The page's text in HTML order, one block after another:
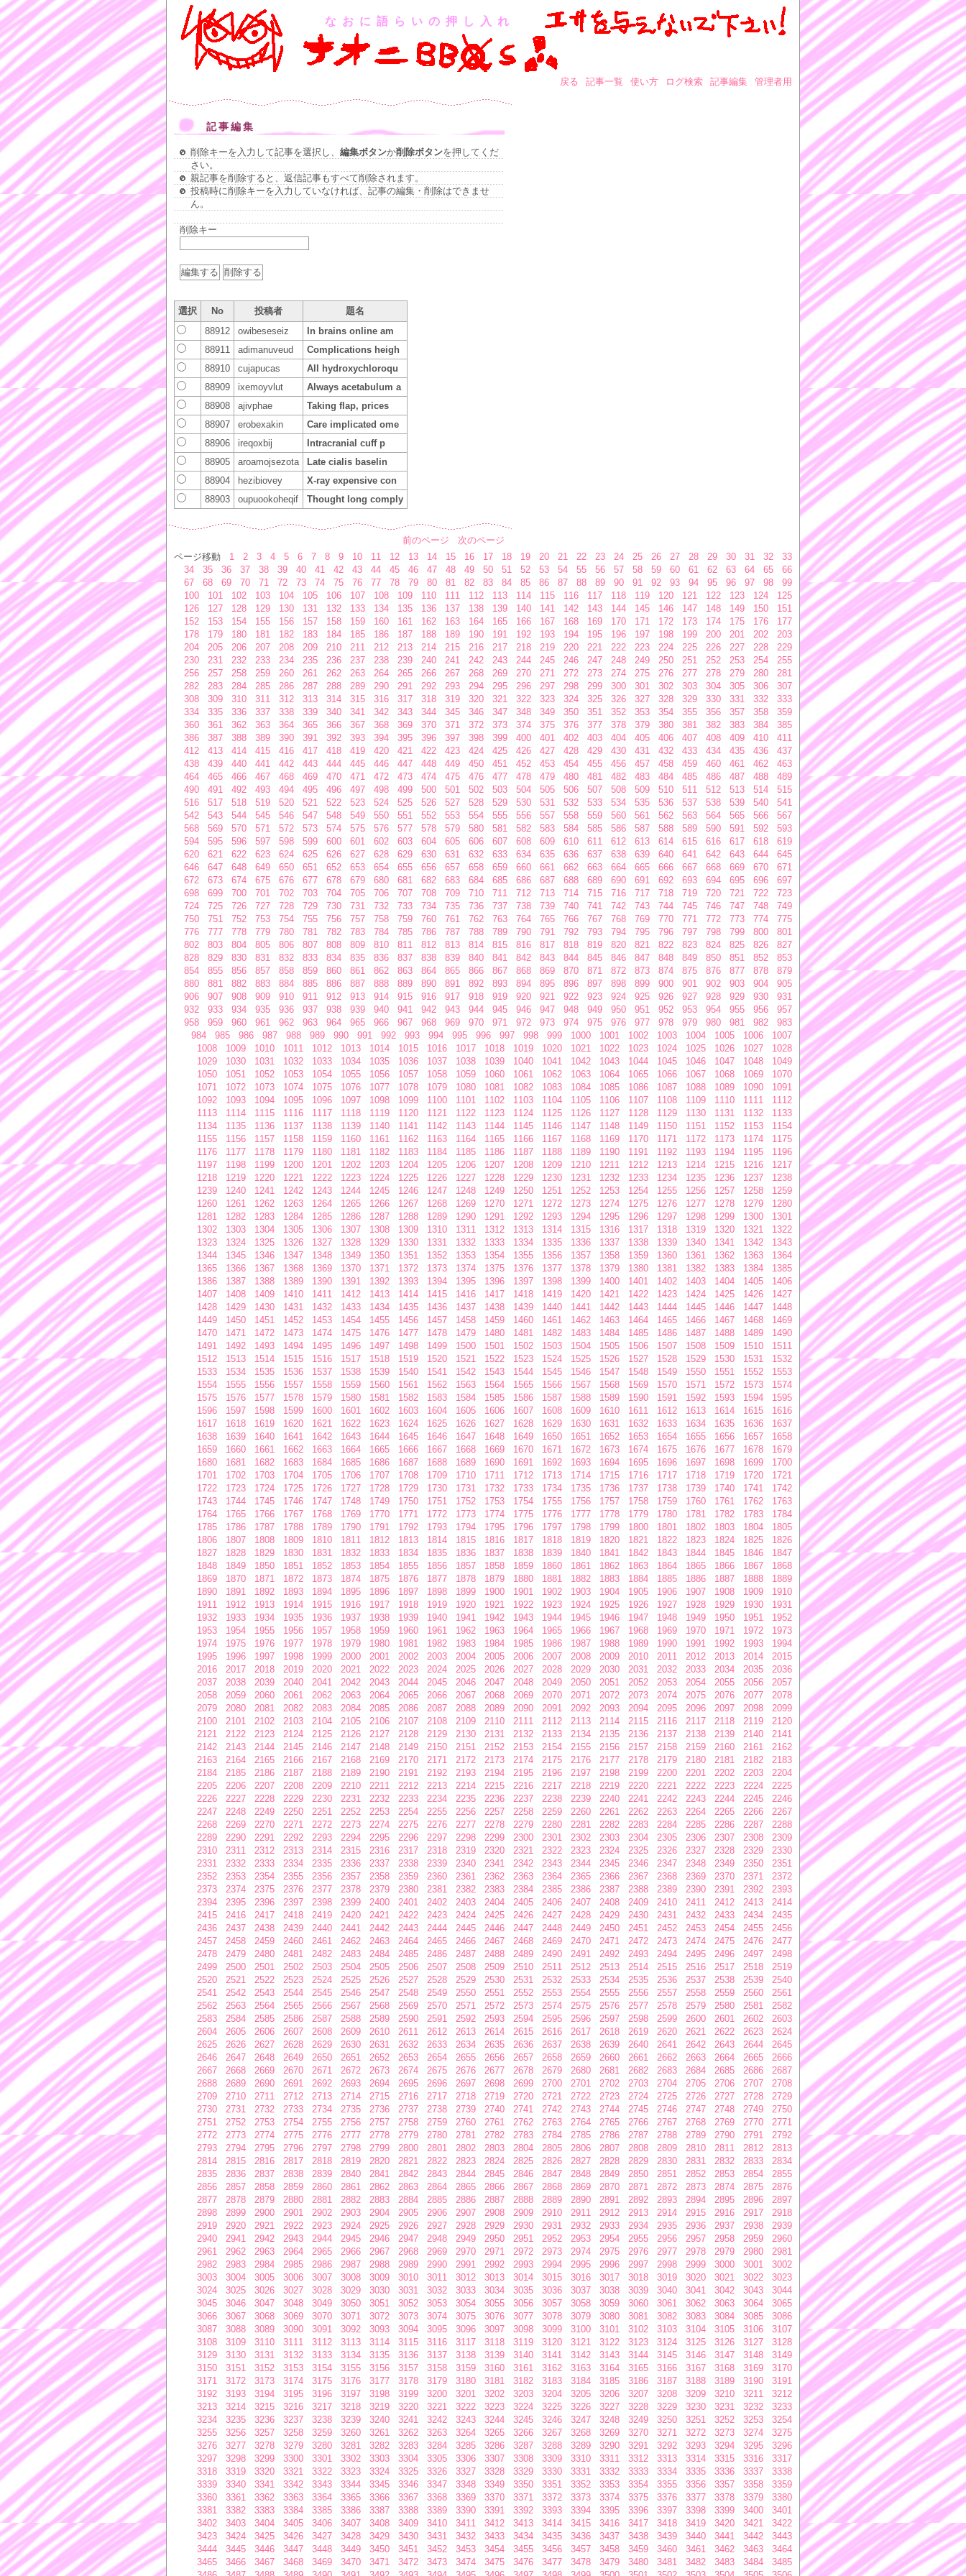
なおに語らいの押し入れ
戻る 記事一覧 使い方 ログ検索 記事編集 管理者用
記事編集
削除キーを入力して記事を選択し、 編集ボタンか削除ボタンを押してくだ
さい。
親記事を削除すると、返信記事もすべて削除されます。
投稿時に削除キーを入力していなければ、記事の編集・削除はできませ
ん。
削除キー
選択 No 投稿者
題名
88912
owibeseseiz
In brains online am
88911
adimanuveud
Complications heigh
88910
cujapucas
All hydroxychloroqu
88909
ixemoyvlut
Always acetabulum a
88908
ajivphae
Taking flap, prices
88907
erobexakin
Care implicated ome
88906
ireqoxbij
Intracranial cuff p
88905
aroamojsezota
Late cialis baselin
88904
hezibiovey
X-ray expensive con
88903
oupuookoheqif Thought long comply
前のページ
次のページ
ページ移動
1 2 3 4 5 6 7 8 9 10 11 12 13 14 15 16 17 18 19 20 21 22 23 24 25 26 27 28 29 30 31 32
33
34
35 36 37 38 39 40 41 42 43 44 45 46 47 48 49 50 51 52 53 54 55 56 57 58 59 60 61 62 63 64 65
66
67
68 69 70 71 72 73 74 75 76 77 78 79 80 81 82 83 84 85 86 87 88 89 90 91 92 93 94 95 96 97 98
99
100
101 102 103 104 105 106 107 108 109 110 111 112 113 114 115 116 117 118 119 120 121 122 123 124
125
126
127 128 129 130 131 132 133 134 135 136 137 138 139 140 141 142 143 144 145 146 147 148 149 150
151
152
153 154 155 156 157 158 159 160 161 162 163 164 165 166 167 168 169 170 171 172 173 174 175 176
177
178
179 180 181 182 183 184 185 186 187 188 189 190 191 192 193 194 195 196 197 198 199 200 201 202
203
204
205 206 207 208 209 210 211 212 213 214 215 216 217 218 219 220 221 222 223 224 225 226 227 228
229
230
231 232 233 234 235 236 237 238 239 240 241 242 243 244 245 246 247 248 249 250 251 252 253 254
255
256
257 258 259 260 261 262 263 264 265 266 267 268 269 270 271 272 273 274 275 276 277 278 279 280
281
282
283 284 285 286 287 288 289 290 291 292 293 294 295 296 297 298 299 300 301 302 303 304 305 306
307
308
309 310 311 312 313 314 315 316 317 318 319 320 321 322 323 324 325 326 327 328 329 330 331 332
333
334
335 336 337 338 339 340 341 342 343 344 345 346 347 348 349 350 351 352 353 354 355 356 357 358
359
360
361 362 363 364 365 366 367 368 369 370 371 372 373 374 375 376 377 378 379 380 381 382 383 384
385
386
387 388 389 390 391 392 393 394 395 396 397 398 399 400 401 402 403 404 405 406 407 408 409 410
411
412
413 414 415 416 417 418 419 420 421 422 423 424 425 426 427 428 429 430 431 432 433 434 435 436
437
438
439 440 441 442 443 444 445 446 447 448 449 450 451 452 453 454 455 456 457 458 459 460 461 462
463
464
465 466 467 468 469 470 471 472 473 474 475 476 477 478 479 480 481 482 483 484 485 486 487 488
489
490
491 492 493 494 495 496 497 498 499 500 501 502 503 504 505 506 507 508 509 510 511 512 513 514
515
516
517 518 519 520 521 522 523 524 525 526 527 528 529 530 531 532 533 534 535 536 537 538 539 540
541
542
543 544 545 546 547 548 549 550 551 552 553 554 555 556 557 558 559 560 561 562 563 564 565 566
567
568
569 570 571 572 573 574 575 576 577 578 579 580 581 582 583 584 585 586 587 588 589 590 591 592
593
594
595 596 597 598 599 600 601 602 603 604 605 606 607 608 609 610 611 612 613 614 615 616 617 618
619
620
621 622 623 624 625 626 627 628 629 630 631 632 633 634 635 636 637 638 639 640 641 642 643 644
645
646
647 648 649 650 651 652 653 654 655 656 657 658 659 660 661 662 663 664 665 666 667 668 669 670
671
672
673 674 675 676 677 678 679 680 681 682 683 684 685 686 687 688 689 690 691 692 693 694 695 696
697
698
699 700 701 702 703 704 705 706 707 708 709 710 711 712 713 714 715 716 717 718 719 720 721 722
723
724
725 726 727 728 729 730 731 732 733 734 735 736 737 738 739 740 741 742 743 744 745 746 747 748
749
750
751 752 753 754 755 756 757 758 759 760 761 762 763 764 765 766 767 768 769 770 771 772 773 774
775
776
777 778 779 780 781 782 783 784 785 786 787 788 789 790 791 792 793 794 795 796 797 798 799 800
801
802
803 804 805 806 807 808 809 810 811 812 813 814 815 816 817 818 819 820 821 822 823 824 825 826
827
828
829 830 831 832 833 834 835 836 837 838 839 840 841 842 843 844 845 846 847 848 849 850 851 852
853
854
855 856 857 858 859 860 861 862 863 864 865 866 867 868 869 870 871 872 873 874 875 876 877 878
879
880
881 882 883 884 885 886 887 888 889 890 891 892 893 894 895 896 897 898 899 900 901 902 903 904
905
906
907 908 909 910 911 912 913 914 915 916 917 918 919 920 921 922 923 924 925 926 927 928 929 930
931
932
933 934 935 936 937 938 939 940 941 942 943 944 945 946 947 948 949 950 951 952 953 954 955 956
957
958
959 960 961 962 963 964 965 966 967 968 969 970 971 972 973 974 975 976 977 978 979 980 981 982
983
984
985 986 987 988 989 990 991 992 993 994 995 996 997 998 999 1000 1001 1002 1003 1004 1005 1006
1007
1008
1009 1010 1011 1012 1013 1014 1015 1016 1017 1018 1019 1020 1021 1022 1023 1024 1025 1026 1027
1028
1029
1030 1031 1032 1033 1034 1035 1036 1037 1038 1039 1040 1041 1042 1043 1044 1045 1046 1047 1048
1049
1050
1051 1052 1053 1054 1055 1056 1057 1058 1059 1060 1061 1062 1063 1064 1065 1066 1067 1068 1069
1070
1071
1072 1073 1074 1075 1076 1077 1078 1079 1080 1081 1082 1083 1084 1085 1086 1087 1088 1089 1090
1091
1092
1093 1094 1095 1096 1097 1098 1099 1100 1101 1102 1103 1104 1105 1106 1107 1108 1109 1110 1111
1112
1113
1114 1115 1116 1117 1118 1119 1120 1121 1122 1123 1124 1125 1126 1127 1128 1129 1130 1131 1132
1133
1134
1135 1136 1137 1138 1139 1140 1141 1142 1143 1144 1145 1146 1147 1148 1149 1150 1151 1152 1153
1154
1155
1156 1157 1158 1159 1160 1161 1162 1163 1164 1165 1166 1167 1168 1169 1170 1171 1172 1173 1174
1175
1176
1177 1178 1179 1180 1181 1182 1183 1184 1185 1186 1187 1188 1189 1190 1191 1192 1193 1194 1195
1196
1197
1198 1199 1200 1201 1202 1203 1204 1205 1206 1207 1208 1209 1210 1211 1212 1213 1214 1215 1216
1217
1218
1219 1220 1221 1222 1223 1224 1225 1226 1227 1228 1229 1230 1231 1232 1233 1234 1235 1236 1237
1238
1239
1240 1241 1242 1243 1244 1245 1246 1247 1248 1249 1250 1251 1252 1253 1254 1255 1256 1257 1258
1259
1260
1261 1262 1263 1264 1265 1266 1267 1268 1269 1270 1271 1272 1273 1274 1275 1276 1277 1278 1279
1280
1281
1282 1283 1284 1285 1286 1287 1288 1289 1290 1291 1292 1293 1294 1295 1296 1297 1298 1299 1300
1301
1302
1303 1304 1305 1306 1307 1308 1309 1310 1311 1312 1313 1314 1315 1316 1317 1318 1319 1320 1321
1322
1323
1324 1325 1326 1327 1328 1329 1330 1331 1332 1333 1334 1335 1336 1337 1338 1339 1340 1341 1342
1343
1344
1345 1346 1347 1348 1349 1350 1351 1352 1353 1354 1355 1356 1357 1358 1359 1360 1361 1362 1363
1364
1365
1366 1367 1368 1369 1370 1371 1372 1373 1374 1375 1376 1377 1378 1379 1380 1381 1382 1383 1384
1385
1386
1387 1388 1389 1390 1391 1392 1393 1394 1395 1396 1397 1398 1399 1400 1401 1402 1403 1404 1405
1406
1407
1408 1409 1410 1411 1412 1413 1414 1415 1416 1417 1418 1419 1420 1421 1422 1423 1424 1425 1426
1427
1428
1429 1430 1431 1432 1433 1434 1435 1436 1437 1438 1439 1440 1441 1442 1443 1444 1445 1446 1447
1448
1449
1450 1451 1452 1453 1454 1455 1456 1457 1458 1459 1460 1461 1462 1463 1464 1465 1466 1467 1468
1469
1470
1471 1472 1473 1474 1475 1476 1477 1478 1479 1480 1481 1482 1483 1484 1485 1486 1487 1488 1489
1490
1491
1492 1493 1494 1495 1496 1497 1498 1499 1500 1501 1502 1503 1504 1505 1506 1507 1508 1509 1510
1511
1512
1513 1514 1515 1516 1517 1518 1519 1520 1521 1522 1523 1524 1525 1526 1527 1528 1529 1530 1531
1532
1533
1534 1535 1536 1537 1538 1539 1540 1541 1542 1543 1544 1545 1546 1547 1548 1549 1550 1551 1552
1553
1554
1555 1556 1557 1558 1559 1560 1561 1562 1563 1564 1565 1566 1567 1568 1569 1570 1571 1572 1573
1574
1575
1576 1577 1578 1579 1580 1581 1582 1583 1584 1585 1586 1587 1588 1589 1590 1591 1592 1593 1594
1595
1596
1597 1598 1599 1600 1601 1602 1603 1604 1605 1606 1607 1608 1609 1610 1611 1612 1613 1614 1615
1616
1617
1618 1619 1620 1621 1622 1623 1624 1625 1626 1627 1628 1629 1630 1631 1632 1633 1634 1635 1636
1637
1638
1639 1640 1641 1642 1643 1644 1645 1646 1647 1648 1649 1650 1651 1652 1653 1654 1655 1656 1657
1658
1659
1660 1661 1662 1663 1664 1665 1666 1667 1668 1669 1670 1671 1672 1673 1674 1675 1676 1677 1678
1679
1680
1681 1682 1683 1684 1685 1686 1687 1688 1689 1690 1691 1692 1693 1694 1695 1696 1697 1698 1699
1700
1701
1702 1703 1704 1705 1706 1707 1708 1709 1710 1711 1712 1713 1714 1715 1716 1717 1718 1719 1720
1721
1722
1723 1724 1725 1726 1727 1728 1729 1730 1731 1732 1733 1734 1735 1736 1737 1738 1739 1740 1741
1742
1743
1744 1745 1746 1747 1748 1749 1750 1751 1752 1753 1754 1755 1756 1757 1758 1759 1760 1761 1762
1763
1764
1765 1766 1767 1768 1769 1770 1771 1772 1773 1774 1775 1776 1777 1778 1779 1780 1781 1782 1783
1784
1785
1786 1787 1788 1789 1790 1791 1792 1793 1794 1795 1796 1797 1798 1799 1800 1801 1802 1803 1804
1805
1806
1807 1808 1809 1810 1811 1812 1813 1814 1815 1816 1817 1818 1819 1820 1821 1822 1823 1824 1825
1826
1827
1828 1829 1830 1831 1832 1833 1834 1835 1836 1837 1838 1839 1840 1841 1842 1843 1844 1845 1846
1847
1848
1849 1850 1851 1852 1853 1854 1855 1856 1857 1858 1859 1860 1861 1862 1863 1864 1865 1866 1867
1868
1869
1870 1871 1872 1873 1874 1875 1876 1877 1878 1879 1880 1881 1882 1883 1884 1885 1886 1887 1888
1889
1890
1891 1892 1893 1894 1895 1896 1897 1898 1899 1900 1901 1902 1903 1904 1905 1906 1907 1908 1909
1910
1911
1912 1913 1914 1915 1916 1917 1918 1919 1920 1921 1922 1923 1924 1925 1926 1927 1928 1929 1930
1931
1932
1933 1934 1935 1936 1937 1938 1939 1940 1941 1942 1943 1944 1945 1946 1947 1948 1949 1950 1951
1952
1953
1954 1955 1956 1957 1958 1959 1960 1961 1962 1963 1964 1965 1966 1967 1968 1969 1970 1971 1972
1973
1974
1975 1976 1977 1978 1979 1980 1981 1982 1983 1984 1985 1986 1987 1988 1989 1990 1991 1992 1993
1994
1995
1996 1997 1998 1999 2000 2001 2002 2003 2004 2005 2006 2007 2008 2009 2010 2011 2012 2013 2014
2015
2016
2017 2018 2019 2020 2021 2022 2023 2024 2025 2026 2027 2028 2029 2030 2031 2032 2033 2034 2035
2036
2037
2038 2039 2040 2041 2042 2043 2044 2045 2046 2047 2048 2049 2050 2051 2052 2053 2054 2055 2056
2057
2058
2059 2060 2061 2062 2063 2064 2065 2066 2067 2068 2069 2070 2071 2072 2073 2074 2075 2076 2077
2078
2079
2080 2081 2082 2083 2084 2085 2086 2087 2088 2089 2090 2091 2092 2093 2094 2095 2096 2097 2098
2099
2100
2101 2102 2103 2104 2105 2106 2107 2108 2109 2110 2111 2112 2113 2114 2115 2116 2117 2118 2119
2120
2121
2122 2123 2124 2125 2126 2127 2128 2129 2130 2131 2132 2133 2134 2135 2136 2137 2138 2139 2140
2141
2142
2143 2144 2145 2146 2147 2148 2149 2150 2151 2152 2153 2154 2155 2156 2157 2158 2159 2160 2161
2162
2163
2164 2165 2166 2167 2168 2169 2170 2171 2172 2173 2174 2175 2176 2177 2178 2179 2180 2181 2182
2183
2184
2185 2186 2187 2188 2189 2190 2191 2192 2193 2194 2195 2196 2197 2198 2199 2200 2201 2202 2203
2204
2205
2206 2207 2208 2209 2210 2211 2212 2213 2214 2215 2216 2217 2218 2219 2220 2221 2222 2223 2224
2225
2226
2227 2228 2229 2230 2231 2232 2233 2234 2235 2236 2237 2238 2239 2240 2241 2242 2243 2244 2245
2246
2247
2248 2249 2250 2251 2252 2253 2254 2255 2256 2257 2258 2259 2260 2261 2262 2263 2264 2265 2266
2267
2268
2269 2270 2271 2272 2273 2274 2275 2276 2277 2278 2279 2280 2281 2282 2283 2284 2285 2286 2287
2288
2289
2290 2291 2292 2293 2294 2295 2296 2297 2298 2299 2300 2301 2302 2303 2304 2305 2306 2307 2308
2309
2310
2311 2312 2313 2314 2315 2316 2317 2318 2319 2320 2321 2322 2323 2324 2325 2326 2327 2328 2329
2330
2331
2332 2333 2334 2335 2336 2337 2338 2339 2340 2341 2342 2343 2344 2345 2346 2347 2348 2349 2350
2351
2352
2353 2354 2355 2356 2357 2358 2359 2360 2361 2362 2363 2364 2365 2366 2367 2368 2369 2370 2371
2372
2373
2374 2375 2376 2377 2378 2379 2380 2381 2382 2383 2384 2385 2386 2387 2388 2389 2390 2391 2392
2393
2394
2395 2396 2397 2398 2399 2400 2401 2402 2403 2404 2405 2406 2407 2408 2409 2410 2411 2412 2413
2414
2415
2416 2417 2418 2419 2420 2421 2422 2423 2424 2425 2426 2427 2428 2429 2430 2431 2432 2433 2434
2435
2436
2437 2438 2439 2440 2441 2442 2443 2444 2445 2446 2447 2448 2449 2450 2451 2452 2453 2454 2455
2456
2457
2458 2459 2460 2461 2462 2463 2464 2465 2466 2467 2468 2469 2470 2471 2472 2473 2474 2475 2476
2477
2478
2479 2480 2481 2482 2483 2484 2485 2486 2487 2488 2489 2490 2491 2492 2493 2494 2495 2496 2497
2498
2499
2500 2501 2502 2503 2504 2505 2506 2507 2508 2509 2510 2511 2512 2513 2514 2515 2516 2517 2518
2519
2520
2521 2522 2523 2524 2525 2526 2527 2528 2529 2530 2531 2532 2533 2534 2535 2536 2537 2538 2539
2540
2541
2542 2543 2544 2545 2546 2547 2548 2549 2550 2551 2552 2553 2554 2555 2556 2557 2558 2559 2560
2561
2562
2563 2564 2565 2566 2567 2568 2569 2570 2571 2572 2573 2574 2575 2576 2577 2578 2579 2580 2581
2582
2583
2584 2585 2586 2587 2588 2589 2590 2591 2592 2593 2594 2595 2596 2597 2598 2599 2600 2601 2602
2603
2604
2605 2606 2607 2608 2609 2610 2611 2612 2613 2614 2615 2616 2617 2618 2619 2620 2621 2622 2623
2624
2625
2626 2627 2628 2629 2630 2631 2632 2633 2634 2635 2636 2637 2638 2639 2640 2641 2642 2643 2644
2645
2646
2647 2648 2649 2650 2651 2652 2653 2654 2655 2656 2657 2658 2659 2660 2661 2662 2663 2664 2665
2666
2667
2668 2669 2670 2671 2672 2673 2674 2675 2676 2677 2678 2679 2680 2681 2682 2683 2684 2685 2686
2687
2688
2689 2690 2691 2692 2693 2694 2695 2696 2697 2698 2699 2700 2701 2702 2703 2704 2705 2706 2707
2708
2709
2710 2711 2712 2713 2714 2715 2716 2717 2718 2719 2720 2721 2722 2723 2724 2725 2726 2727 2728
2729
2730
2731 2732 2733 2734 2735 2736 2737 2738 2739 2740 2741 2742 2743 2744 2745 2746 2747 2748 2749
2750
2751
2752 2753 2754 2755 2756 2757 2758 2759 2760 2761 2762 2763 2764 2765 2766 2767 2768 2769 2770
2771
2772
2773 2774 2775 2776 2777 2778 2779 2780 2781 2782 2783 2784 2785 2786 2787 2788 2789 2790 2791
2792
2793
2794 2795 2796 2797 2798 2799 2800 2801 2802 2803 2804 2805 2806 2807 2808 2809 2810 2811 2812
2813
2814
2815 2816 2817 2818 2819 2820 2821 2822 2823 2824 2825 2826 2827 2828 2829 2830 2831 2832 2833
2834
2835
2836 2837 2838 2839 2840 2841 2842 2843 2844 2845 2846 2847 2848 2849 2850 2851 2852 2853 2854
2855
2856
2857 2858 2859 2860 2861 2862 2863 2864 2865 2866 2867 2868 2869 2870 2871 2872 2873 2874 2875
2876
2877
2878 2879 2880 2881 2882 2883 2884 2885 2886 2887 2888 2889 2890 2891 2892 2893 2894 2895 2896
2897
2898
2899 2900 2901 2902 2903 2904 2905 2906 2907 2908 2909 2910 2911 2912 2913 2914 2915 2916 2917
2918
2919
2920 2921 2922 2923 2924 2925 2926 2927 2928 2929 2930 2931 2932 2933 2934 2935 2936 2937 2938
2939
2940
2941 2942 2943 2944 2945 2946 2947 2948 2949 2950 2951 2952 2953 2954 2955 2956 2957 2958 2959
2960
2961
2962 2963 2964 2965 2966 2967 2968 2969 2970 2971 2972 2973 2974 2975 2976 2977 2978 2979 2980
2981
2982
2983 2984 2985 2986 2987 2988 2989 2990 2991 2992 2993 2994 2995 2996 2997 2998 2999 3000 3001
3002
3003
3004 3005 3006 3007 3008 3009 3010 3011 3012 3013 3014 3015 3016 3017 3018 3019 3020 3021 3022
3023
3024
3025 3026 3027 3028 3029 3030 3031 3032 3033 3034 3035 3036 3037 3038 3039 3040 3041 3042 3043
3044
3045
3046 3047 3048 3049 3050 3051 3052 3053 3054 3055 3056 3057 3058 3059 3060 3061 3062 3063 3064
3065
3066
3067 3068 3069 3070 3071 3072 3073 3074 3075 3076 3077 3078 3079 3080 3081 3082 3083 3084 3085
3086
3087
3088 3089 3090 3091 3092 3093 3094 3095 3096 3097 3098 3099 3100 3101 3102 3103 3104 3105 3106
3107
3108
3109 3110 3111 3112 3113 3114 3115 3116 3117 3118 3119 3120 3121 3122 3123 3124 3125 3126 3127
3128
3129
3130 3131 3132 3133 3134 3135 3136 3137 3138 3139 3140 3141 3142 3143 3144 3145 3146 3147 3148
3149
3150
3151 3152 3153 3154 3155 3156 3157 3158 3159 3160 3161 3162 3163 3164 3165 3166 3167 3168 3169
3170
3171
3172 3173 3174 3175 3176 3177 3178 3179 3180 3181 3182 3183 3184 3185 3186 3187 3188 3189 3190
3191
3192
3193 3194 3195 3196 3197 3198 3199 3200 3201 3202 3203 3204 3205 3206 3207 3208 3209 3210 3211
3212
3213
3214 3215 3216 3217 3218 3219 3220 3221 3222 3223 3224 3225 3226 3227 3228 3229 3230 3231 3232
3233
3234
3235 3236 3237 3238 3239 3240 3241 3242 3243 3244 3245 3246 3247 3248 3249 3250 3251 3252 3253
3254
3255
3256 3257 3258 3259 3260 3261 3262 3263 3264 3265 3266 3267 3268 3269 3270 3271 3272 3273 3274
3275
3276
3277 3278 3279 3280 3281 3282 3283 3284 3285 3286 3287 3288 3289 3290 3291 3292 3293 3294 3295
3296
3297
3298 3299 3300 3301 3302 3303 3304 3305 3306 3307 3308 3309 3310 3311 3312 3313 3314 3315 3316
3317
3318
3319 3320 3321 3322 3323 3324 3325 3326 3327 3328 3329 3330 3331 3332 3333 3334 3335 3336 3337
3338
3339
3340 3341 3342 3343 3344 3345 3346 3347 3348 3349 3350 3351 3352 3353 3354 3355 3356 3357 3358
3359
3360
3361 3362 3363 3364 3365 3366 3367 3368 3369 3370 3371 3372 3373 3374 3375 3376 3377 3378 3379
3380
3381
3382 3383 3384 3385 3386 3387 3388 3389 3390 3391 3392 3393 3394 3395 3396 3397 3398 3399 3400
3401
3402
3403 3404 3405 3406 3407 3408 3409 3410 3411 3412 3413 3414 3415 3416 3417 3418 3419 3420 3421
3422
3423
3424 3425 3426 3427 3428 3429 3430 3431 3432 3433 3434 3435 3436 3437 3438 3439 3440 3441 3442
3443
3444
3445 3446 3447 3448 3449 3450 3451 3452 3453 3454 3455 3456 3457 3458 3459 3460 3461 3462 3463
3464
3465
3466 3467 3468 3469 3470 3471 3472 3473 3474 3475 3476 3477 3478 3479 3480 3481 3482 3483 3484
3485